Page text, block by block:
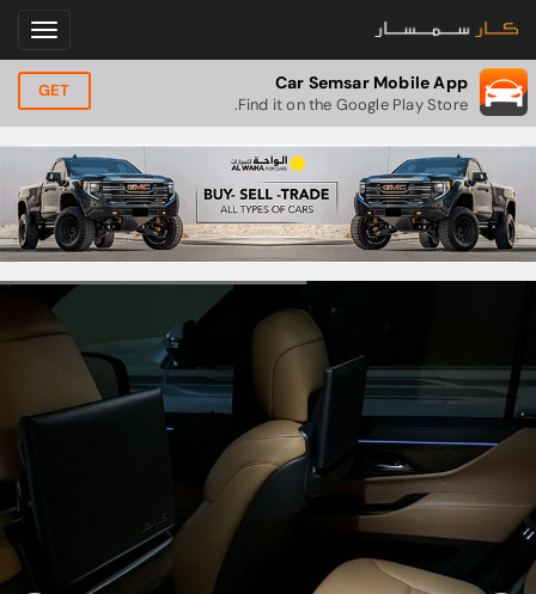
Car Semsar Mobile App
Find it on the Google Play Store.
GET